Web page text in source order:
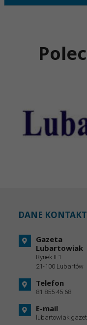
DANE
Gazeta
Lubartowiak
Rynek II 1
21-100 Lubartów
Telefon
81 855 45 68
E-mail